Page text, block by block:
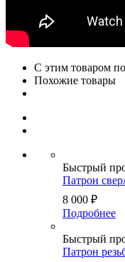
С этим товаром
Похожие товары
Быстрый
Патрон
8 000 ₽
Подробнее
Быстрый
Патрон